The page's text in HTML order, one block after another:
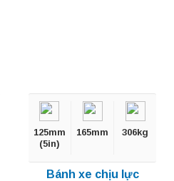
125mm
(5in)
165mm 306kg
Bánh xe chịu lực